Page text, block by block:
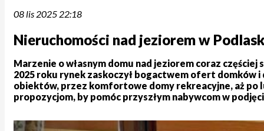
08 lis 2025 22:18
Nieruchomości nad jeziorem w
Marzenie o własnym domu nad jeziorem coraz
2025 roku rynek zaskoczył bogactwem ofert domków
obiektów, przez komfortowe domy rekreacyjne, aż po
propozycjom, by pomóc przyszłym nabywcom w